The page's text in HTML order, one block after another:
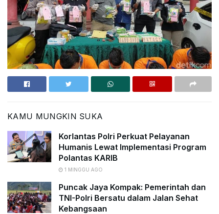
KAMU MUNGKIN SUKA
Korlantas Polri Perkuat Pelayanan
Humanis Lewat Implementasi Program
Polantas KARIB
1 MINGGU AGO
Puncak Jaya Kompak: Pemerintah dan
TNI-Polri Bersatu dalam Jalan Sehat
Kebangsaan